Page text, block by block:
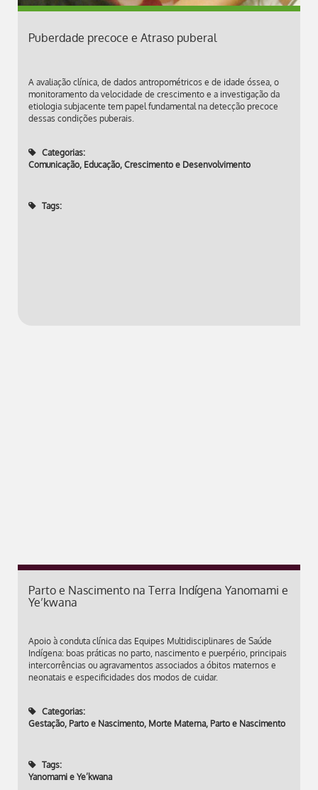
Puberdade precoce e Atraso puberal
A avaliação clínica, de dados antropométricos e de idade óssea, o
monitoramento da velocidade de crescimento e a investigação da
etiologia subjacente tem papel fundamental na detecção precoce
dessas condições puberais.
Categorias:
Comunicação, Educação, Crescimento e Desenvolvimento
Tags:
Parto e Nascimento na Terra Indígena Yanomami e
Ye’kwana
Apoio à conduta clínica das Equipes Multidisciplinares de Saúde
Indígena: boas práticas no parto, nascimento e puerpério, principais
intercorrências ou agravamentos associados a óbitos maternos e
neonatais e especificidades dos modos de cuidar.
Categorias:
Gestação, Parto e Nascimento, Morte Materna, Parto e Nascimento
Tags:
Yanomami e Ye’kwana